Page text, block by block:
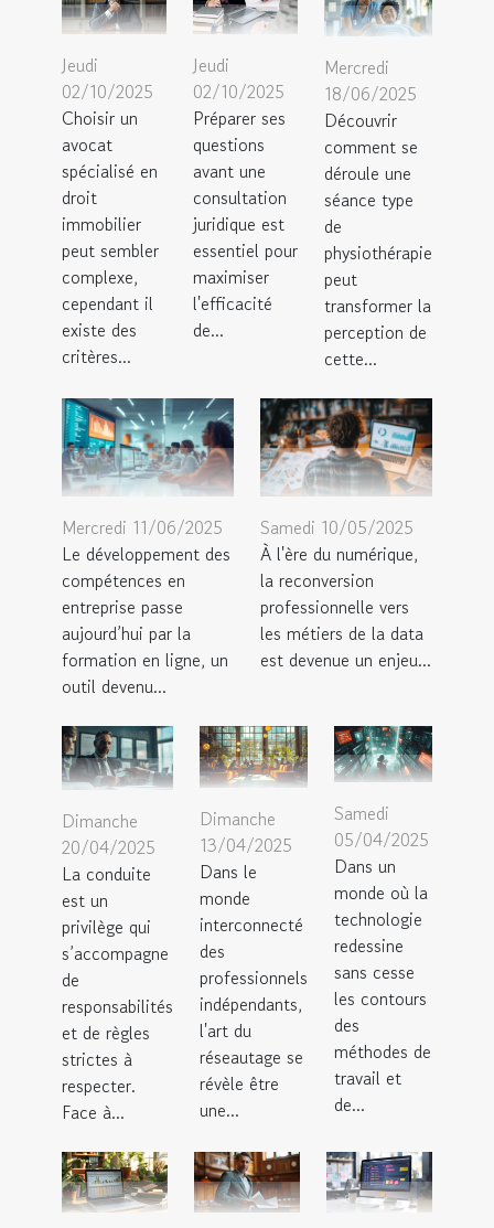
Jeudi
02/10/2025
Choisir un
avocat
spécialisé en
droit
immobilier
peut sembler
complexe,
cependant il
existe des
critères...
Jeudi
02/10/2025
Préparer ses
questions
avant une
consultation
juridique est
essentiel pour
maximiser
l'efficacité
de...
Mercredi
18/06/2025
Découvrir
comment se
déroule une
séance type
de
physiothérapie
peut
transformer la
perception de
cette...
Mercredi 11/06/2025
Le développement des
compétences en
entreprise passe
aujourd’hui par la
formation en ligne, un
outil devenu...
Samedi 10/05/2025
À l'ère du numérique,
la reconversion
professionnelle vers
les métiers de la data
est devenue un enjeu...
Dimanche
20/04/2025
La conduite
est un
privilège qui
s’accompagne
de
responsabilités
et de règles
strictes à
respecter.
Face à...
Dimanche
13/04/2025
Dans le
monde
interconnecté
des
professionnels
indépendants,
l'art du
réseautage se
révèle être
une...
Samedi
05/04/2025
Dans un
monde où la
technologie
redessine
sans cesse
les contours
des
méthodes de
travail et
de...